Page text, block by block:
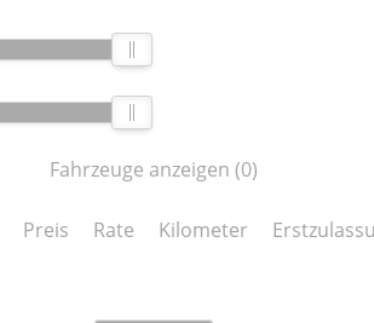
Fahrzeuge anzeigen (0)
Preis Rate Kilometer